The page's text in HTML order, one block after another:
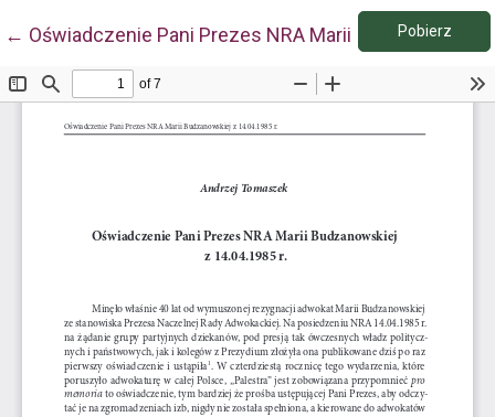
← Wróć do szczegółów artykułu
Oświadczenie Pani Prezes NRA Marii Budzanowskiej
Pobierz